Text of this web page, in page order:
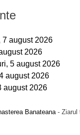
7 august 2026
2026
5 august 2026
august 2026
august 2026
Banateana- Ziarul